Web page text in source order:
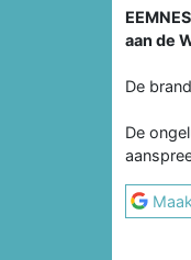
aan de
De
De
Maak